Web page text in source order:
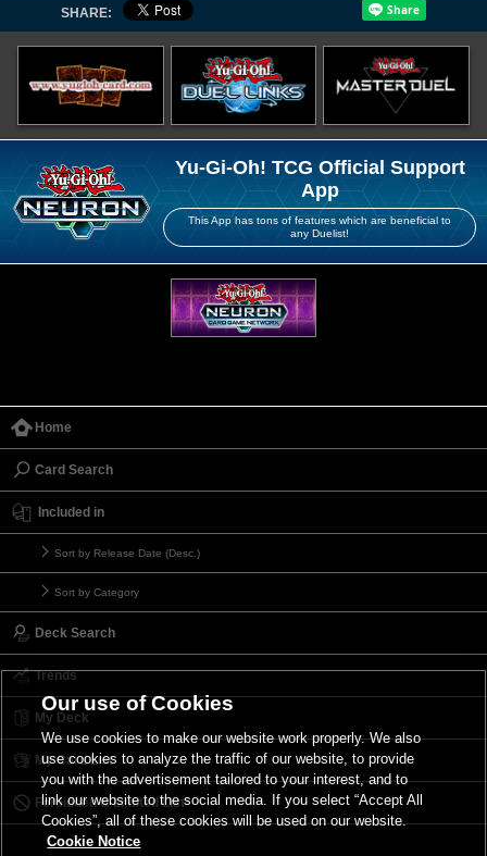
SHARE:
Yu-Gi-Oh! TCG Official Support
App
This App has tons of features which are beneficial to
any Duelist!
Home
Card Search
Included in
Sort by Release Date (Desc.)
Sort by Category
Deck Search
Trends
My Deck
My Card List
Forbidden & Limited List
Our use of Cookies
We use cookies to make our website work properly. We also
use cookies to analyze the traffic of our website, to provide
you with the advertisement tailored to your interest, and to
link our website to the social media. If you select “Accept All
Cookies”, all of these cookies will be used on our website.
Cookie Notice